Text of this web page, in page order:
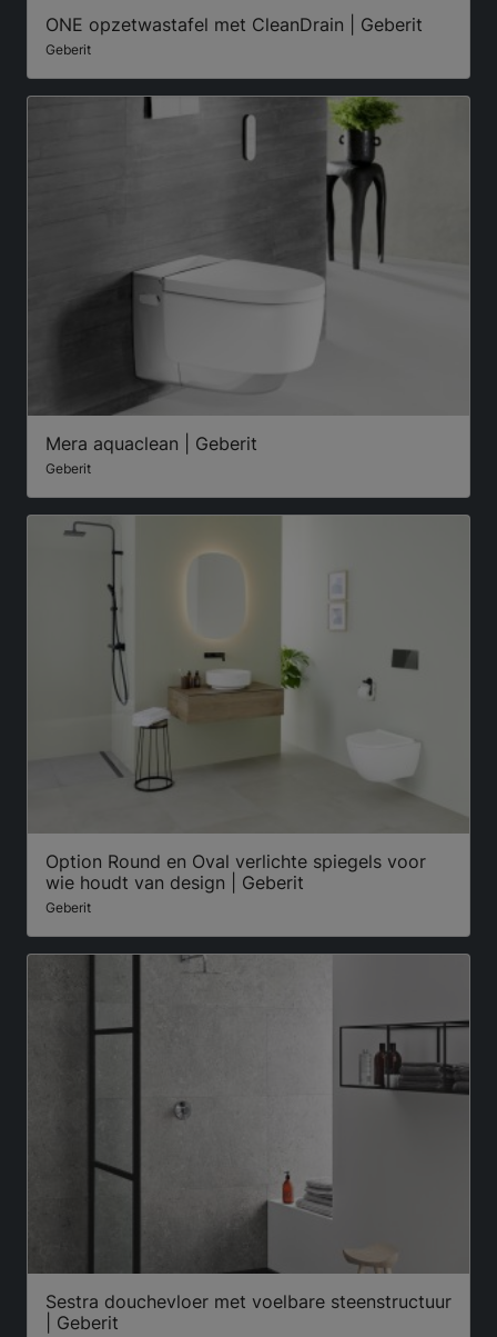
ONE opzetwastafel met CleanDrain | Geberit
Geberit
Mera aquaclean | Geberit
Geberit
Option Round en Oval verlichte spiegels voor
wie houdt van design | Geberit
Geberit
Sestra douchevloer met voelbare steenstructuur
| Geberit